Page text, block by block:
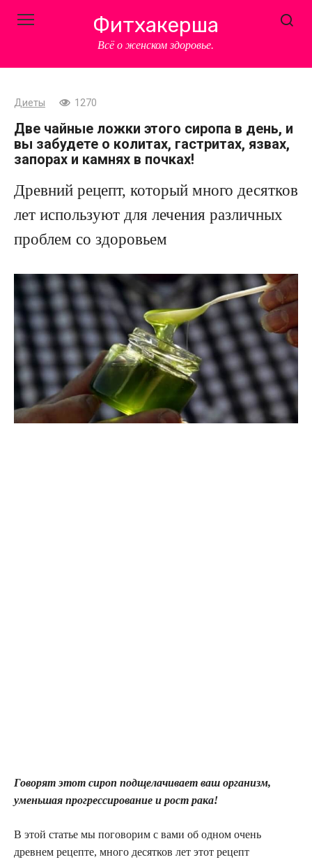
Фитхакерша
Всё о женском здоровье.
Диеты 1270
Две чайные ложки этого сиропа в день, и
вы забудете о колитах, гастритах, язвах,
запорах и камнях в почках!
Древний рецепт, который много десятков
лет используют для лечения различных
проблем со здоровьем
Говорят этот сироп подщелачивает ваш организм,
уменьшая прогрессирование и рост рака!
В этой статье мы поговорим с вами об одном очень
древнем рецепте, много десятков лет этот рецепт